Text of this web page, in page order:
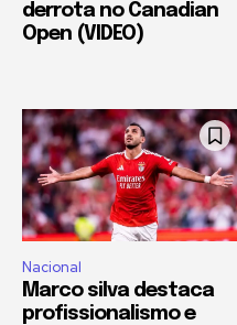
derrota no Canadian
Open (VIDEO)
Nacional
Marco silva destaca
profissionalismo e